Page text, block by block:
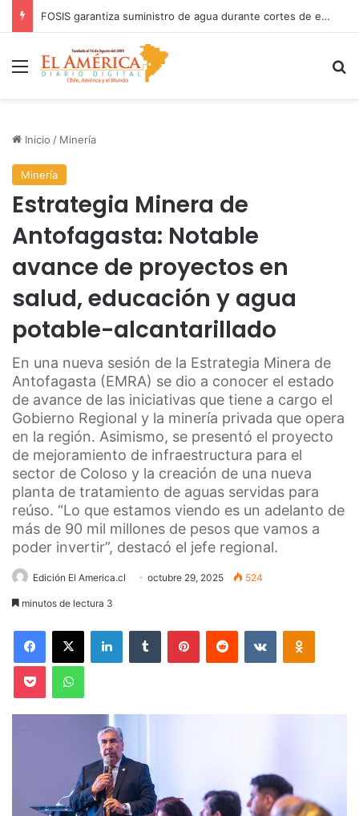
COANIQUEM inicia gira nacional para presentar Manual de Quemaduras a profesionales de la salud
Menú
Inicio / Minería
Minería
Estrategia Minera de
Antofagasta: Notable
avance de proyectos en
salud, educación y agua
potable-alcantarillado
En una nueva sesión de la Estrategia Minera de
Antofagasta (EMRA) se dio a conocer el estado
de avance de las iniciativas que tiene a cargo el
Gobierno Regional y la minería privada que opera
en la región. Asimismo, se presentó el proyecto
de mejoramiento de infraestructura para el
sector de Coloso y la creación de una nueva
planta de tratamiento de aguas servidas para
reúso. “Lo que estamos viendo es un adelanto de
más de 90 mil millones de pesos que vamos a
poder invertir”, destacó el jefe regional.
Edición El America.cl octubre 29, 2025 524
minutos de lectura 3
Facebook
X LinkedInTumblr PinterestReddit VKontakte
Pocket WhatsApp